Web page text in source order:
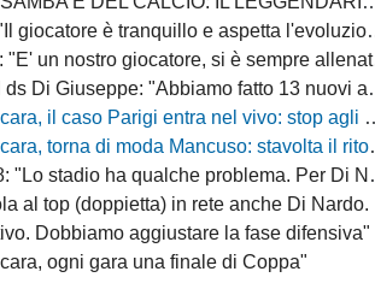
aspetta l'evoluzione del mercato degli attaccanti di C, ci sono situazioni collegate da monitorare"
un nostro giocatore, si è sempre allenato bene"
"Abbiamo fatto 13 nuovi acquisti, la rosa è completa"
entra nel vivo: stop agli allenamenti, cessione sempre più vicina
di moda Mancuso: stavolta il ritorno può diventare realtà
problema. Per Di Nardo l'offerta deve essere giusta per entrambe le parti, altrimenti resta"
(doppietta) in rete anche Di Nardo. Bene i rossoneri
Dobbiamo aggiustare la fase difensiva"
ogni gara una finale di Coppa"